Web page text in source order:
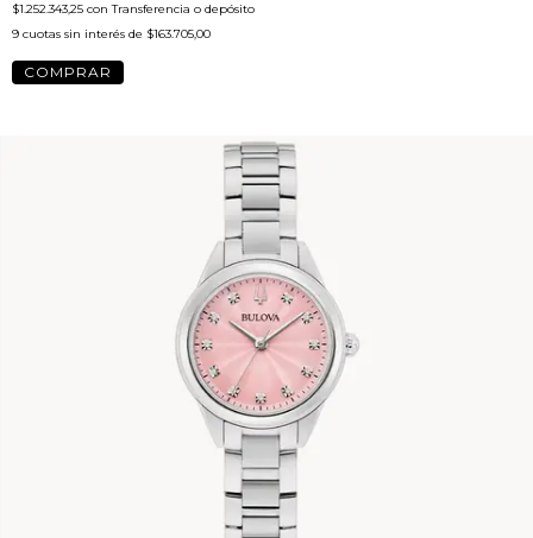
$1.252.343,25 con Transferencia o depósito
9 cuotas sin interés de $163.705,00